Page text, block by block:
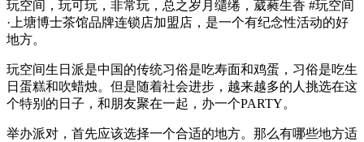
玩空间，玩可玩，非常玩，总之岁月缱绻，葳蕤生香 #玩空间
·上塘博士茶馆品牌连锁店加盟店，是一个有纪念性活动的好
地方。
玩空间生日派是中国的传统习俗是吃寿面和鸡蛋，习俗是吃生
日蛋糕和吹蜡烛。但是随着社会进步，越来越多的人挑选在这
个特别的日子，和朋友聚在一起，办一个PARTY。
举办派对，首先应该选择一个合适的地方。那么有哪些地方适